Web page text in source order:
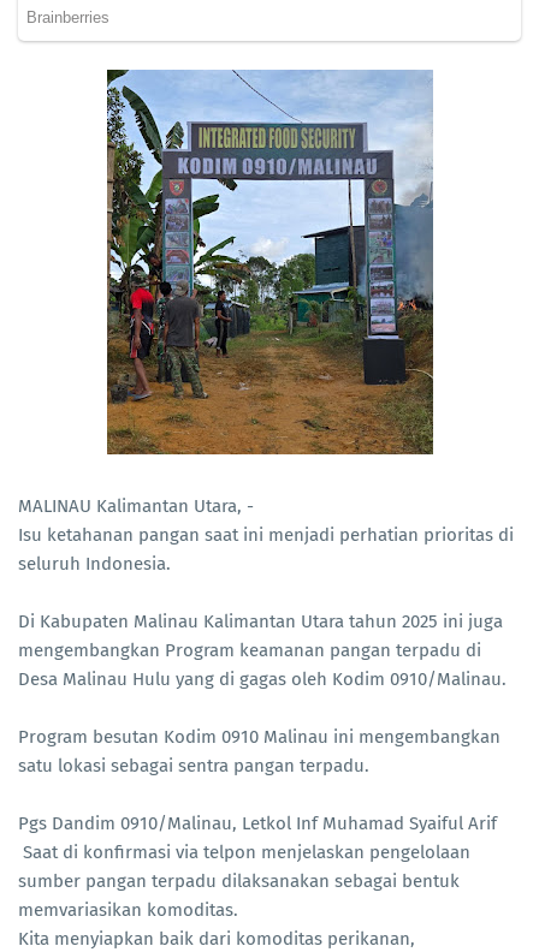
MALINAU Kalimantan Utara, -
Isu ketahanan pangan saat ini menjadi perhatian prioritas di
seluruh Indonesia.
Di Kabupaten Malinau Kalimantan Utara tahun 2025 ini juga
mengembangkan Program keamanan pangan terpadu di
Desa Malinau Hulu yang di gagas oleh Kodim 0910/Malinau.
Program besutan Kodim 0910 Malinau ini mengembangkan
satu lokasi sebagai sentra pangan terpadu.
Pgs Dandim 0910/Malinau, Letkol Inf Muhamad Syaiful Arif
Saat di konfirmasi via telpon menjelaskan pengelolaan
sumber pangan terpadu dilaksanakan sebagai bentuk
memvariasikan komoditas.
Kita menyiapkan baik dari komoditas perikanan,